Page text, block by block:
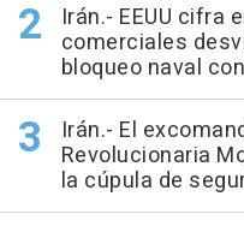
Irán.- EEUU cifra
comerciales
bloqueo naval
Irán.- El
Revolucionaria
la cúpula de